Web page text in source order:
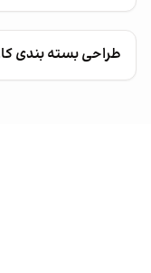
طراحی بسته بندی